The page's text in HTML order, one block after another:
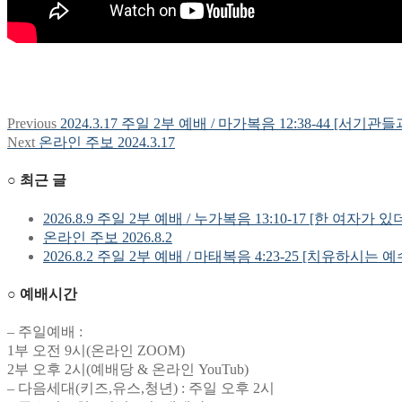
글
색
Previous Previous
post:
2024.3.17 주일 2부 예배 / 마가복음 12:38-44 [서기관
Next Next
온라인 주보 2024.3.17
○ 최근 글
2026.8.9 주일 2부 예배 / 누가복음 13:10-17 [한 여자가 있
온라인 주보 2026.8.2
2026.8.2 주일 2부 예배 / 마태복음 4:23-25 [치유하시는 예
○ 예배시간
– 주일예배 :
1부 오전 9시(온라인 ZOOM)
2부 오후 2시(예배당 & 온라인 YouTub)
– 다음세대(키즈,유스,청년) : 주일 오후 2시